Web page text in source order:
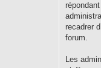
recadrer
forum.
Les